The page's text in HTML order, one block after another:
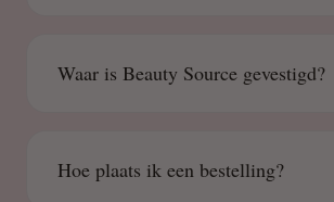
Waar is Beauty Source gevestigd?
Hoe plaats ik een bestelling?